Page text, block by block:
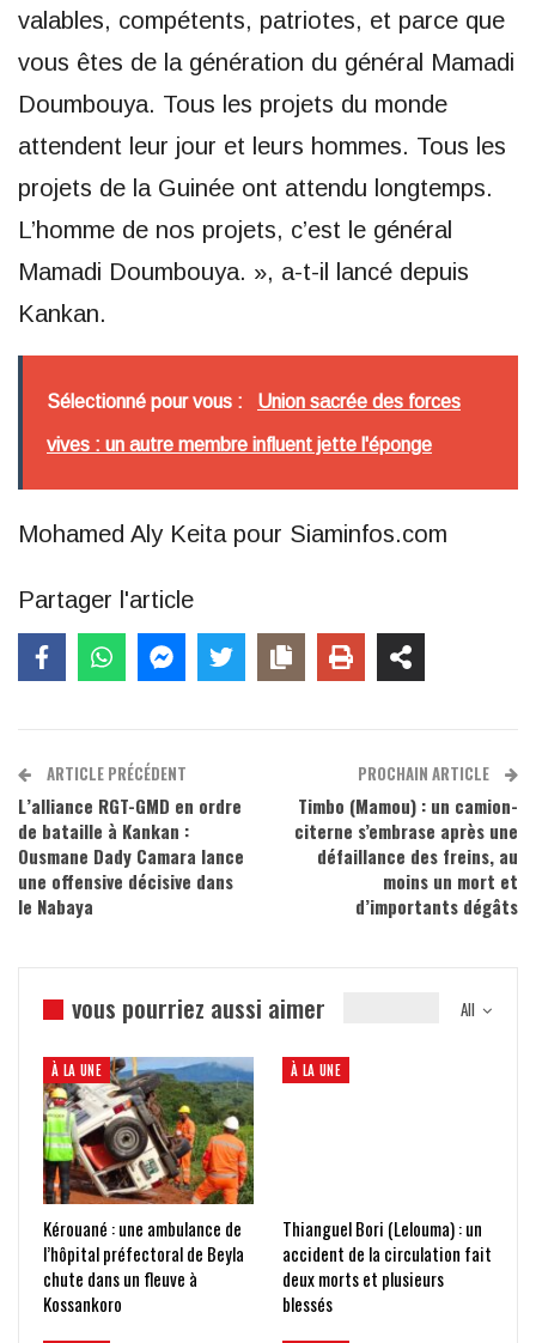
valables, compétents, patriotes, et parce que
vous êtes de la génération du général Mamadi
Doumbouya. Tous les projets du monde
attendent leur jour et leurs hommes. Tous les
projets de la Guinée ont attendu longtemps.
L’homme de nos projets, c’est le général
Mamadi Doumbouya. », a-t-il lancé depuis
Kankan.
Sélectionné pour vous : Union sacrée des forces
vives : un autre membre influent jette l'éponge
Mohamed Aly Keita pour Siaminfos.com
Partager l'article
ARTICLE PRÉCÉDENT
L’alliance RGT-GMD en ordre
de bataille à Kankan :
Ousmane Dady Camara lance
une offensive décisive dans
le Nabaya
PROCHAIN ARTICLE
Timbo (Mamou) : un camion-
citerne s’embrase après une
défaillance des freins, au
moins un mort et
d’importants dégâts
All
vous pourriez aussi aimer
À LA UNE
Kérouané : une ambulance de
l’hôpital préfectoral de Beyla
chute dans un fleuve à
Kossankoro
À LA UNE
Thianguel Bori (Lelouma) : un
accident de la circulation fait
deux morts et plusieurs
blessés